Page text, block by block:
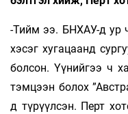
-Тийм ээ. БНХАУ-д ур
хэсэг хугацаанд
болсон. Үүнийгээ ч
тэмцээн болох
д түрүүлсэн. Перт